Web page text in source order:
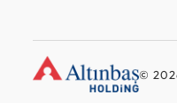
©